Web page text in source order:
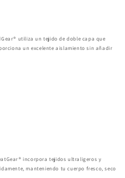
utiliza un tejido de doble capa que
un excelente aislamiento sin añadir
incorpora tejidos ultraligeros y
manteniendo tu cuerpo fresco, seco